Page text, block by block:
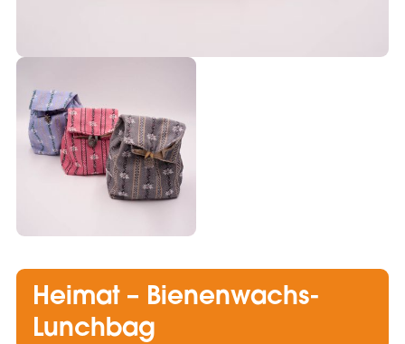
Heimat – Bienenwachs-
Lunchbag